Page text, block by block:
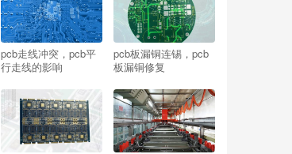
pcb走线冲突，pcb平
行走线的影响
pcb板漏铜连锡，pcb
板漏铜修复